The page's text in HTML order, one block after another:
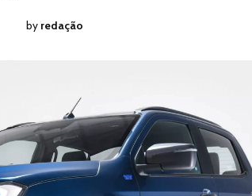
by redação